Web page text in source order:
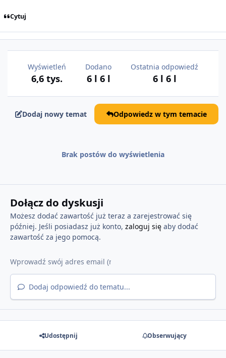
Cytuj
Wyświetleń
6,6 tys.
Dodano
6 l 6 l
Ostatnia odpowiedź
6 l 6 l
Dodaj nowy temat Odpowiedz w tym temacie
Brak postów do wyświetlenia
Dołącz do dyskusji
Możesz dodać zawartość już teraz a zarejestrować się
później. Jeśli posiadasz już konto, zaloguj sięaby dodać
zawartość za jego pomocą.
Dodaj odpowiedź do tematu...
Udostępnij Obserwujący